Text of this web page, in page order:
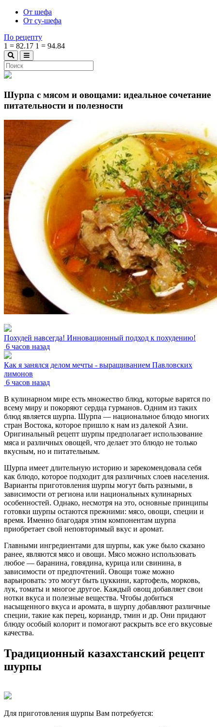
От шефа
От су-шефа
По рецепту
1 = 82.17 1 = 94.84
Шурпа с мясом и овощами: идеальное сочетание
питательности и полезности
Похудей навсегда! Инновационный подход к похудению!
6 часов назад
Как я занялся делом мечты - выращиванием Павловских
лимонов
6 часов назад
В кулинарном мире есть множество блюд, которые варятся по
всему миру и покоряют сердца гурманов. Одним из таких
блюд является шурпа. Шурпа — национальное блюдо многих
стран Востока, которое пришло к нам из далекой Азии.
Оригинальный рецепт шурпы предполагает использование
мяса и различных овощей, что делает это блюдо не только
вкусным, но и питательным.
Шурпа имеет длительную историю и зарекомендовала себя
как блюдо, которое подходит для различных слоев населения.
Варианты приготовления шурпы могут быть разными, в
зависимости от региона или национальных кулинарных
особенностей. Однако, несмотря на это, основные принципы
готовки шурпы остаются прежними: мясо, овощи, специи и
время. Именно благодаря этим компонентам шурпа
приобретает свой неповторимый вкус и аромат.
Главными ингредиентами для шурпы, как уже было сказано
ранее, являются мясо и овощи. Мясо можно использовать
любое — баранина, говядина, курица или свинина, в
зависимости от предпочтений. Овощи тоже можно
варьировать: это могут быть цуккини, картофель, морковь,
лук, томаты и многое другое. Каждый овощ добавляет свои
нотки вкуса и полезные вещества. Чтобы добиться
насыщенного вкуса и аромата, в шурпу добавляют различные
специи, такие как перец, кориандр, тмин и др. Они придают
блюду особый колорит и помогают раскрыть все его вкусовые
качества.
Традиционный казахстанский рецепт
шурпы
Для приготовления шурпы Вам потребуется: